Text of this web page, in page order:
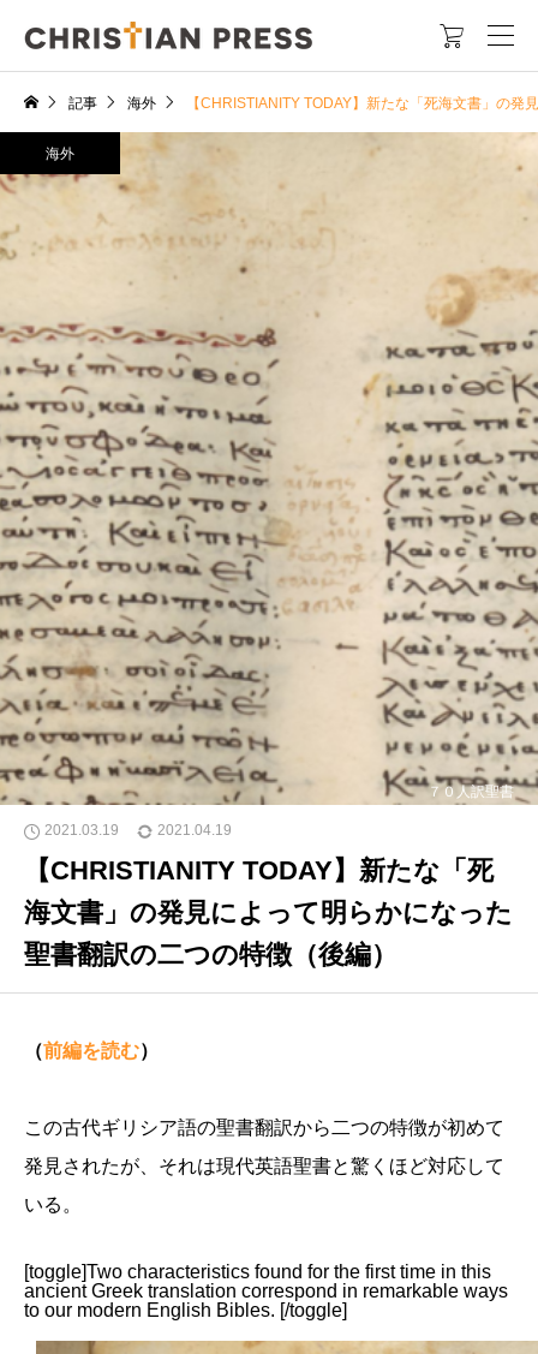

記事 海外 【CHRISTIANITY TODAY】新たな「死海文書」の
７０人訳聖書
海外
2021.03.19 2021.04.19
【CHRISTIANITY TODAY】新たな「死
海文書」の発見によって明らかになった
聖書翻訳の二つの特徴（後編）
（前編を読む）
この古代ギリシア語の聖書翻訳から二つの特徴が初めて
発見されたが、それは現代英語聖書と驚くほど対応して
いる。
[toggle]Two characteristics found for the first time in this
ancient Greek translation correspond in remarkable ways
to our modern English Bibles. [/toggle]